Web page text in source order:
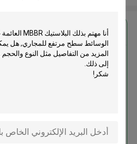
احصل على افضل
استمر